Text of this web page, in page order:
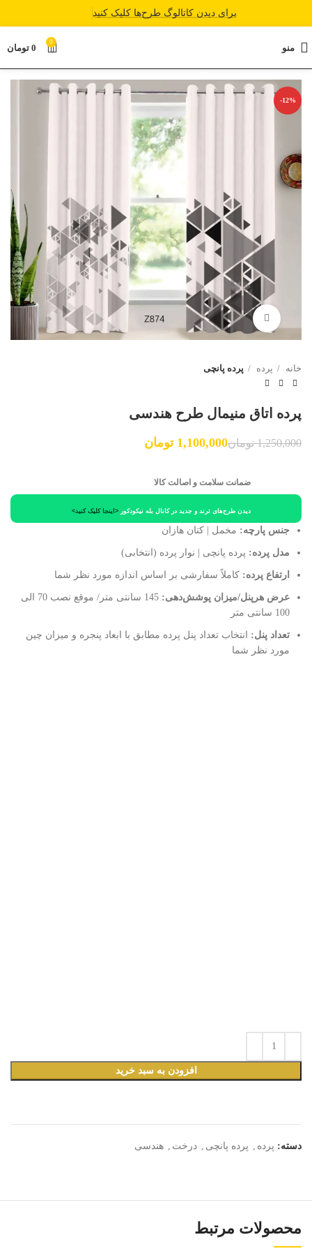
برای دیدن کاتالوگ طرح‌ها کلیک کنید
منو
0
0 تومان
-12%
برای بزرگنمایی کلیک کنید
خانه پرده پرده پانچی
پرده اتاق منیمال طرح هندسی
1,250,000 تومان1,100,000 تومان
ضمانت سلامت و اصالت کالا
دیدن طرح‌های ترند و جدید در کانال بله نیکودکور <اینجا کلیک کنید>
جنس پارچه: مخمل | کتان هازان
مدل پرده: پرده پانچی | نوار پرده (انتخابی)
ارتفاع پرده: کاملاً سفارشی بر اساس اندازه مورد نظر شما
عرض هرپنل/میزان پوشش‌دهی:
145 سانتی متر/ موقع نصب 70 الی
100 سانتی متر
تعداد پنل: انتخاب تعداد پنل پرده مطابق با ابعاد پنجره و میزان چین
مورد نظر شما
افزودن به سبد خرید
دسته: پرده پرده پانچی درخت هندسی
محصولات مرتبط